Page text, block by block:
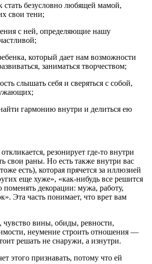
стать безусловно любящей мамой,
свои тени;
с ней, определяющие нашу
который дает нам возможности
заниматься творчеством;
слышать себя и сверяться с собой,
гармонию внутри и делиться ею
резонирует где-то внутри
свои раны. Но есть также внутри вас
есть), которая прячется за иллюзией
еще хуже», «как-нибудь все решится
поменять декорации: мужа, работу,
Эта часть понимает, что врет вам
чувство вины, обиды, ревности,
неумение строить отношения —
решать не снаружи, а изнутри.
этого признавать, потому что ей